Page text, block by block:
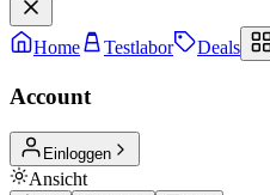
Home Testlabor Deals
Account
Einloggen
Ansicht